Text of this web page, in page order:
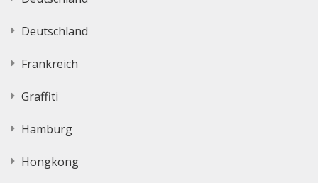
Deutschland
Frankreich
Graffiti
Hamburg
Hongkong